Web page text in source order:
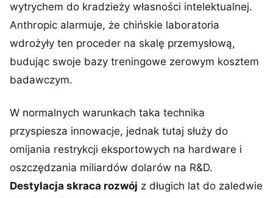
wytrychem do kradzieży własności intelektualnej.
Anthropic alarmuje, że chińskie laboratoria
wdrożyły ten proceder na skalę przemysłową,
budując swoje bazy treningowe zerowym kosztem
badawczym.
W normalnych warunkach taka technika
przyspiesza innowacje, jednak tutaj służy do
omijania restrykcji eksportowych na hardware i
oszczędzania miliardów dolarów na R&D.
Destylacja skraca rozwój z długich lat do zaledwie